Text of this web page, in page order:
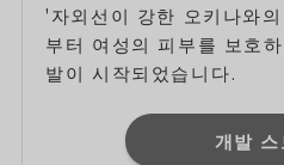
'자외선이 강한 오키나와
부터 여성의 피부를 보호
발이 시작되었습니다.
개발 스